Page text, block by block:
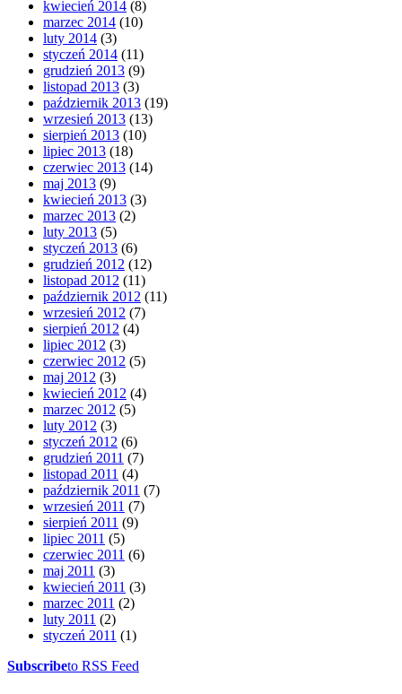
kwiecień 2014 (8)
marzec 2014 (10)
luty 2014 (3)
styczeń 2014 (11)
grudzień 2013 (9)
listopad 2013 (3)
październik 2013 (19)
wrzesień 2013 (13)
sierpień 2013 (10)
lipiec 2013 (18)
czerwiec 2013 (14)
maj 2013 (9)
kwiecień 2013 (3)
marzec 2013 (2)
luty 2013 (5)
styczeń 2013 (6)
grudzień 2012 (12)
listopad 2012 (11)
październik 2012 (11)
wrzesień 2012 (7)
sierpień 2012 (4)
lipiec 2012 (3)
czerwiec 2012 (5)
maj 2012 (3)
kwiecień 2012 (4)
marzec 2012 (5)
luty 2012 (3)
styczeń 2012 (6)
grudzień 2011 (7)
listopad 2011 (4)
październik 2011 (7)
wrzesień 2011 (7)
sierpień 2011 (9)
lipiec 2011 (5)
czerwiec 2011 (6)
maj 2011 (3)
kwiecień 2011 (3)
marzec 2011 (2)
luty 2011 (2)
styczeń 2011 (1)
Subscribeto RSS Feed